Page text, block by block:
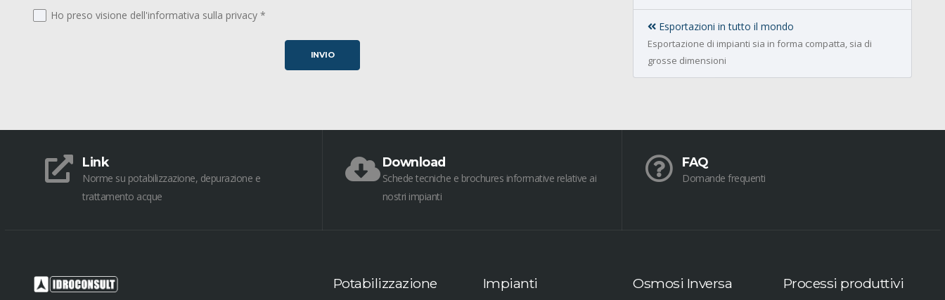
Ho preso visione dell'informativa sulla privacy *
Esportazioni in tutto il mondo
Esportazione di impianti sia in forma compatta, sia di
grosse dimensioni
Link
Norme su potabilizzazione, depurazione e
trattamento acque
Download
Schede tecniche e brochures informative relative ai
nostri impianti
FAQ
Domande frequenti
Potabilizzazione Impianti Osmosi Inversa Processi produttivi